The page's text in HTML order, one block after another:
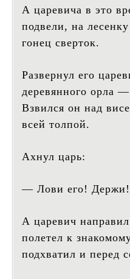
А царевича в это
подвели, на
гонец сверток.
Развернул его
деревянного орла
Взвился он над
всей толпой.
Ахнул царь:
— Лови его! Держи!
А царевич
полетел к
подхватил и перед